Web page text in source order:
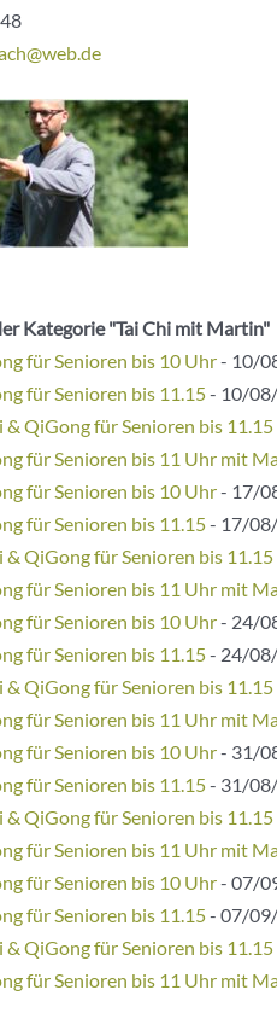
Kategorie "Tai Chi mit Martin"
für Senioren bis 10 Uhr- 10/
für Senioren bis 11.15- 10/
& QiGong für Senioren bis 11.15
für Senioren bis 11 Uhr mit
für Senioren bis 10 Uhr- 17/
für Senioren bis 11.15- 17/
& QiGong für Senioren bis 11.15
für Senioren bis 11 Uhr mit
für Senioren bis 10 Uhr- 24/
für Senioren bis 11.15- 24/
& QiGong für Senioren bis 11.15
für Senioren bis 11 Uhr mit
für Senioren bis 10 Uhr- 31/
für Senioren bis 11.15- 31/
& QiGong für Senioren bis 11.15
für Senioren bis 11 Uhr mit
für Senioren bis 10 Uhr- 07/
für Senioren bis 11.15- 07/
& QiGong für Senioren bis 11.15
für Senioren bis 11 Uhr mit